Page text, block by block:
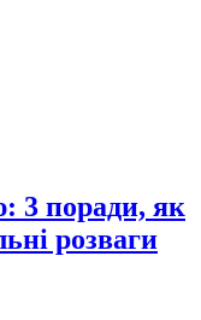
3 поради, як
розваги